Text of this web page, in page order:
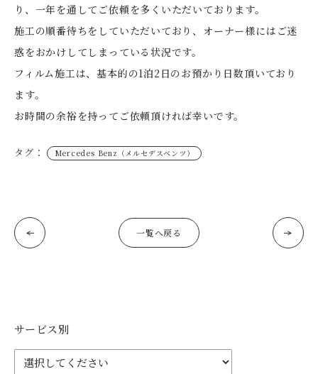
り、一年を通してご依頼を多くいただいております。
施工の順番待ちをしていただいており、オーナー様にはご迷
惑をおかけしてしまっている状況です。
フィルム施工は、基本的の1泊2日のお預かり日数頂いており
ます。
お時間の余裕を持ってご依頼頂ければ幸いです。
タグ： Mercedes Benz（メルセデスベンツ）
一覧へ戻る
サービス別